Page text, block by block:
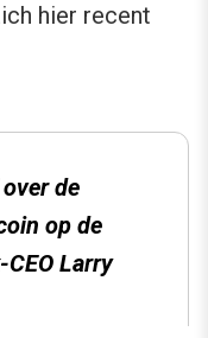
hier recent
de
op de
Larry